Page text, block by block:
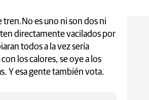
tren.No es uno ni son dos ni
directamente vacilados por
todos a la vez sería
los calores, se oye a los
Y esa gente también vota.